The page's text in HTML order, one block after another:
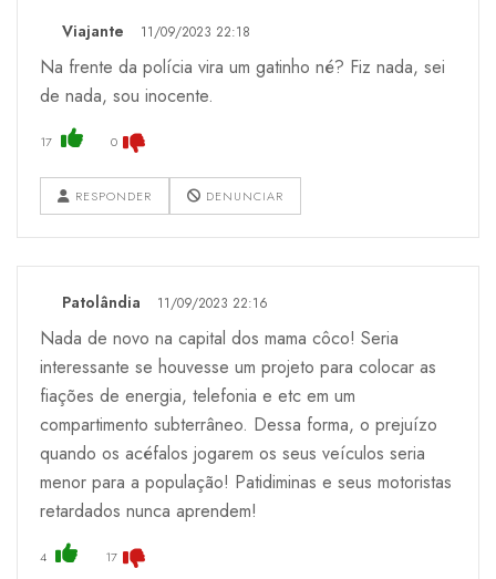
Viajante 11/09/2023 22:18
Na frente da polícia vira um gatinho né? Fiz nada, sei
de nada, sou inocente.
17 0
RESPONDER DENUNCIAR
Patolândia 11/09/2023 22:16
Nada de novo na capital dos mama côco! Seria
interessante se houvesse um projeto para colocar as
fiações de energia, telefonia e etc em um
compartimento subterrâneo. Dessa forma, o prejuízo
quando os acéfalos jogarem os seus veículos seria
menor para a população! Patidiminas e seus motoristas
retardados nunca aprendem!
4 17